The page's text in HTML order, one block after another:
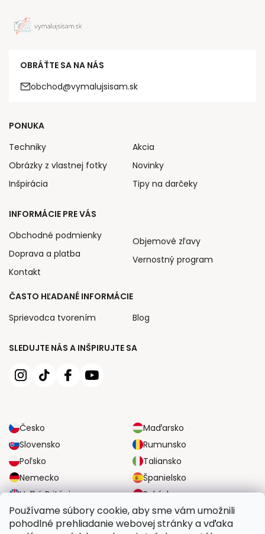
Používame súbory cookie, aby sme vám umožnili
pohodlné prehliadanie webovej stránky a vďaka
OBRÁŤTE SA NA NÁS
obchod@vymalujsisam.sk
SLEDUJTE NÁS A INŠPIRUJTE SA
Česko
Maďarsko
Slovensko
Rumunsko
Poľsko
Taliansko
Nemecko
Španielsko
Veľká Británia
Rakúsko
PONUKA
Techniky
Obrázky z vlastnej fotky
Inšpirácia
Akcia
Novinky
Tipy na darčeky
INFORMÁCIE PRE VÁS
Obchodné podmienky
Doprava a platba
Kontakt
Objemové zľavy
Vernostný program
ČASTO HĽADANÉ INFORMÁCIE
Sprievodca tvorením
Blog
SPOĽAHLIVÉ MOŽNOSTI DOPRAVY